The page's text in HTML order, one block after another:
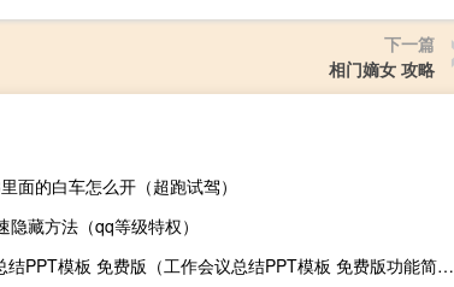
下一篇
相门嫡女 攻略
面的白车怎么开（超跑试驾）
隐藏方法（qq等级特权）
工作会议总结PPT模板 免费版（工作会议总结PPT模板 免费版功能简介）